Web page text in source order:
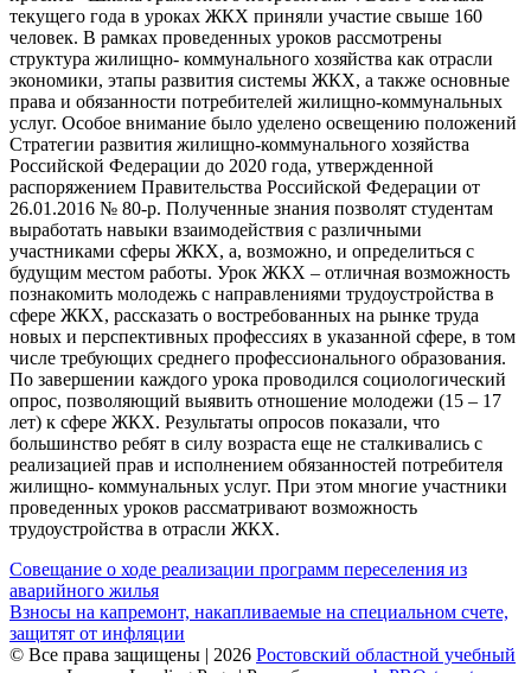
текущего года в уроках ЖКХ приняли участие свыше 160
человек. В рамках проведенных уроков рассмотрены
структура жилищно- коммунального хозяйства как отрасли
экономики, этапы развития системы ЖКХ, а также основные
права и обязанности потребителей жилищно-коммунальных
услуг. Особое внимание было уделено освещению положений
Стратегии развития жилищно-коммунального хозяйства
Российской Федерации до 2020 года, утвержденной
распоряжением Правительства Российской Федерации от
26.01.2016 № 80-р. Полученные знания позволят студентам
выработать навыки взаимодействия с различными
участниками сферы ЖКХ, а, возможно, и определиться с
будущим местом работы. Урок ЖКХ – отличная возможность
познакомить молодежь с направлениями трудоустройства в
сфере ЖКХ, рассказать о востребованных на рынке труда
новых и перспективных профессиях в указанной сфере, в том
числе требующих среднего профессионального образования.
По завершении каждого урока проводился социологический
опрос, позволяющий выявить отношение молодежи (15 – 17
лет) к сфере ЖКХ. Результаты опросов показали, что
большинство ребят в силу возраста еще не сталкивались с
реализацией прав и исполнением обязанностей потребителя
жилищно- коммунальных услуг. При этом многие участники
проведенных уроков рассматривают возможность
трудоустройства в отрасли ЖКХ.
Навигация
по
записям
Совещание о ходе реализации программ переселения из
аварийного жилья
Взносы на капремонт, накапливаемые на специальном счете,
защитят от инфляции
© Все права защищены | 2026 Ростовский областной учебный